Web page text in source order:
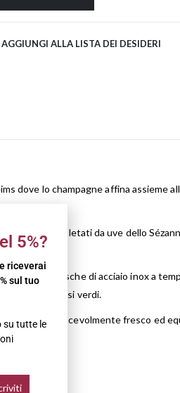
AGGIUNGI ALLA LISTA DEI DESIDERI
dove lo champagne affina assieme
completati da uve dello
in vasche di acciaio inox a
con riflessi verdi.
risulta piacevolmente fresco ed
5%?
riceverai
sul tuo
su tutte le